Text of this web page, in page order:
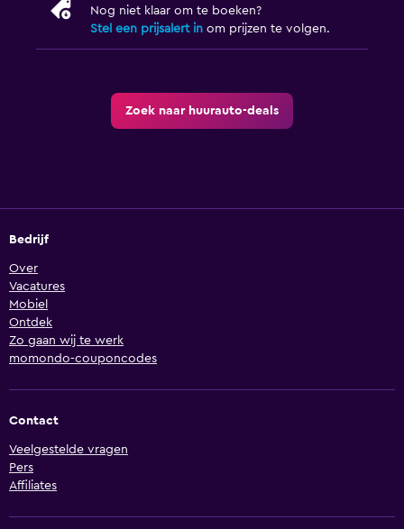
Nog niet klaar om te boeken?
Stel een prijsalert in om prijzen te volgen.
Zoek naar huurauto-deals
Bedrijf
Over
Vacatures
Mobiel
Ontdek
Zo gaan wij te werk
momondo-couponcodes
Contact
Veelgestelde vragen
Pers
Affiliates